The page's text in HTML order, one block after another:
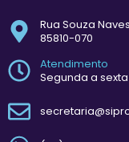
Rua Souza
85810-070
Atendimento
Segunda a sexta